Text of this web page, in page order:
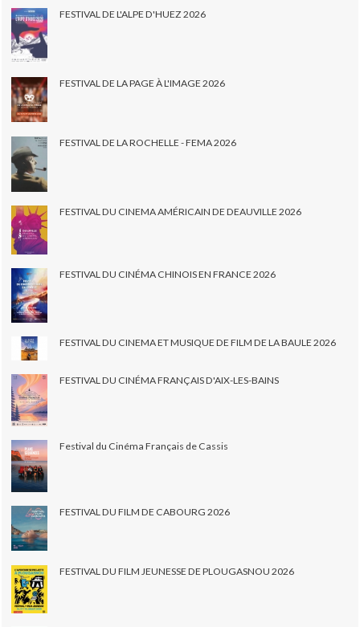
FESTIVAL DE L'ALPE D'HUEZ 2026
FESTIVAL DE LA PAGE À L'IMAGE 2026
FESTIVAL DE LA ROCHELLE - FEMA 2026
FESTIVAL DU CINEMA AMÉRICAIN DE DEAUVILLE 2026
FESTIVAL DU CINÉMA CHINOIS EN FRANCE 2026
FESTIVAL DU CINEMA ET MUSIQUE DE FILM DE LA BAULE 2026
FESTIVAL DU CINÉMA FRANÇAIS D'AIX-LES-BAINS
Festival du Cinéma Français de Cassis
FESTIVAL DU FILM DE CABOURG 2026
FESTIVAL DU FILM JEUNESSE DE PLOUGASNOU 2026